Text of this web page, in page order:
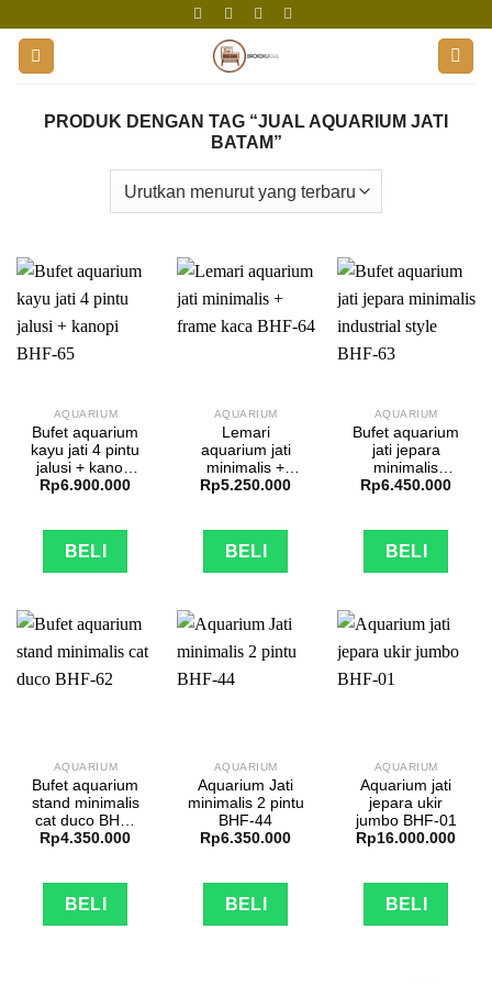
content
PRODUK DENGAN TAG “JUAL AQUARIUM JATI
BATAM”
AQUARIUM
Bufet aquarium
kayu jati 4 pintu
jalusi + kanopi
BHF-65
Rp6.900.000
BELI
AQUARIUM
Lemari
aquarium jati
minimalis +
frame kaca
Rp5.250.000
BELI
AQUARIUM
Bufet aquarium
jati jepara
minimalis
industrial style
Rp6.450.000
BELI
AQUARIUM
Bufet aquarium
stand minimalis
cat duco BHF-
62
Rp4.350.000
BELI
AQUARIUM
Aquarium Jati
minimalis 2 pintu
BHF-44
Rp6.350.000
BELI
AQUARIUM
Aquarium jati
jepara ukir
jumbo BHF-01
Rp16.000.000
BELI